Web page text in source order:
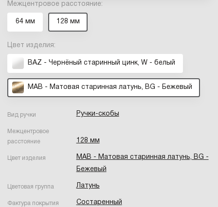
Межцентровое расстояние:
64 мм 128 мм
Цвет изделия:
BAZ - Чернёный старинный цинк, W - белый
MAB - Матовая старинная латунь, BG - Бежевый
Вид ручки Ручки-скобы
Межцентровое
расстояние
128 мм
Цвет изделия
MAB - Матовая старинная латунь, BG -
Бежевый
Цветовая группа Латунь
Фактура покрытия Состаренный